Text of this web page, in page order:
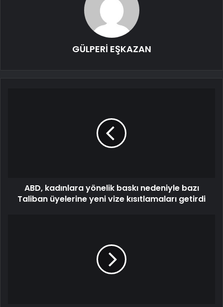
GÜLPERİ EŞKAZAN
ABD, kadınlara yönelik baskı nedeniyle bazı
Taliban üyelerine yeni vize kısıtlamaları getirdi